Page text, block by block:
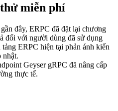
miễn phí
đây, ERPC đã đặt lại chương
đối với người dùng đã sử dụng
ERPC hiện tại phản ánh kiến
nhật.
Geyser gRPC đã nâng cấp
thực tế.